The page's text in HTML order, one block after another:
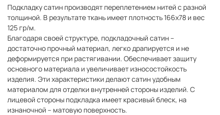
Подкладку сатин производят переплетением нитей с разной
толщиной. В результате ткань имеет плотность 166х78 и вес
125 гр/м.
Благодаря своей структуре, подкладочный сатин –
достаточно прочный материал, легко драпируется и не
деформируется при растягивании. Обеспечивает защиту
основного материала и увеличивает износостойкость
изделия. Эти характеристики делают сатин удобным
материалом для отделки внутренней стороны изделий. С
лицевой стороны подкладка имеет красивый блеск, на
изнаночной – матовую поверхность.